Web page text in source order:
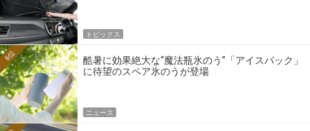
トピックス
酷暑に効果絶大な“魔法瓶氷のう”「アイスパック」
に待望のスペア氷のうが登場
6位
ニュース